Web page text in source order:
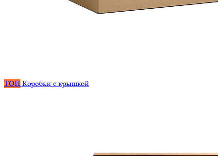
ТОП Коробки с крышкой